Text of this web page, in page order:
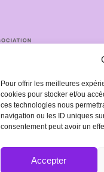
Pour offrir les meilleures
cookies pour stocker et/ou
ces technologies nous
navigation ou les ID uniques
consentement peut avoir un
Accepter